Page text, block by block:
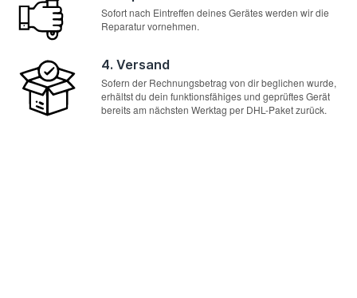
Sofort nach Eintreffen deines Gerätes werden wir die
Reparatur vornehmen.
4. Versand
Sofern der Rechnungsbetrag von dir beglichen wurde,
erhältst du dein funktionsfähiges und geprüftes Gerät
bereits am nächsten Werktag per DHL-Paket zurück.